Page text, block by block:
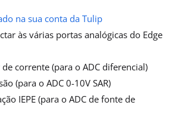
na sua conta da Tulip
às várias portas analógicas do Edge
corrente (para o ADC diferencial)
(para o ADC 0-10V SAR)
IEPE (para o ADC de fonte de